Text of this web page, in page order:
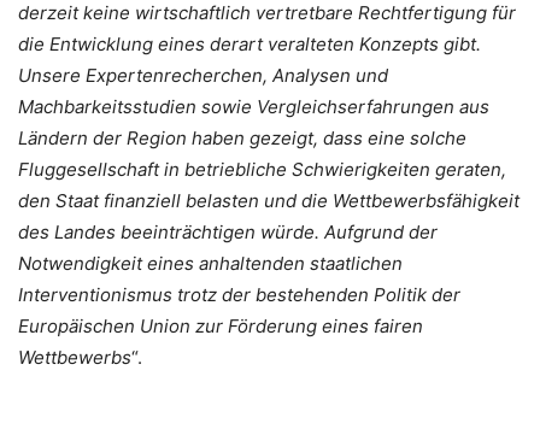
derzeit keine wirtschaftlich vertretbare Rechtfertigung für
die Entwicklung eines derart veralteten Konzepts gibt.
Unsere Expertenrecherchen, Analysen und
Machbarkeitsstudien sowie Vergleichserfahrungen aus
Ländern der Region haben gezeigt, dass eine solche
Fluggesellschaft in betriebliche Schwierigkeiten geraten,
den Staat finanziell belasten und die Wettbewerbsfähigkeit
des Landes beeinträchtigen würde. Aufgrund der
Notwendigkeit eines anhaltenden staatlichen
Interventionismus trotz der bestehenden Politik der
Europäischen Union zur Förderung eines fairen
Wettbewerbs“.